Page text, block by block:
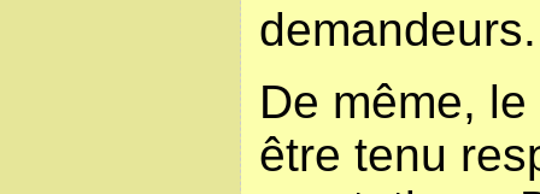
demandeurs.
De même,
être tenu